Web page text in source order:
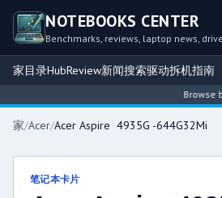
NOTEBOOKS CENTER
Benchmarks, reviews, laptop news,
家目录HubReview新闻搜索驱动拆机指南
Browse
家/Acer/Acer Aspire 4935G -644G32Mi
笔记本卡片